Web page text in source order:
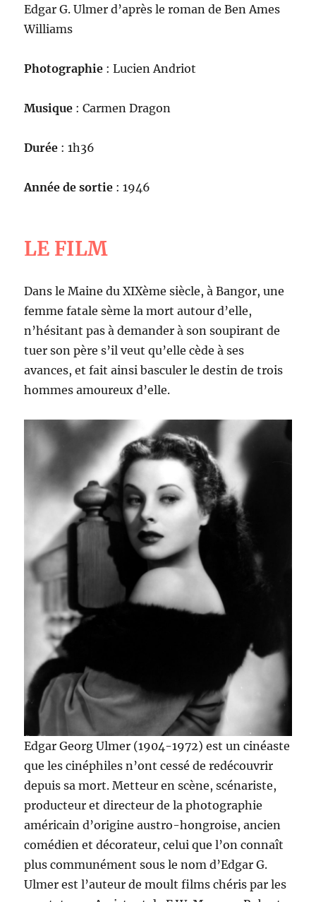
Edgar G. Ulmer d’après le roman de Ben Ames
Williams
Photographie : Lucien Andriot
Musique : Carmen Dragon
Durée : 1h36
Année de sortie : 1946
LE FILM
Dans le Maine du XIXème siècle, à Bangor, une
femme fatale sème la mort autour d’elle,
n’hésitant pas à demander à son soupirant de
tuer son père s’il veut qu’elle cède à ses
avances, et fait ainsi basculer le destin de trois
hommes amoureux d’elle.
Edgar Georg Ulmer (1904-1972) est un cinéaste
que les cinéphiles n’ont cessé de redécouvrir
depuis sa mort. Metteur en scène, scénariste,
producteur et directeur de la photographie
américain d’origine austro-hongroise, ancien
comédien et décorateur, celui que l’on connaît
plus communément sous le nom d’Edgar G.
Ulmer est l’auteur de moult films chéris par les